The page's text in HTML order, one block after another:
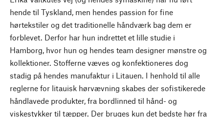
hende til Tyskland, men hendes passion for fine
hørtekstiler og det traditionelle håndværk bag dem er
forblevet. Derfor har hun indrettet et lille studie i
Hamborg, hvor hun og hendes team designer mønstre og
kollektioner. Stofferne væves og konfektioneres dog
stadig på hendes manufaktur i Litauen. I henhold til alle
reglerne for litauisk hørvævning skabes der sofistikerede
håndlavede produkter, fra bordlinned til hånd- og
viskestykker til tæpper. Der bruges kun det bedste hør fra